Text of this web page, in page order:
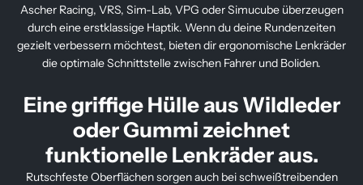
Ascher Racing, VRS, Sim-Lab, VPG oder Simucube überzeugen
durch eine erstklassige Haptik. Wenn du deine Rundenzeiten
gezielt verbessern möchtest, bieten dir ergonomische Lenkräder
die optimale Schnittstelle zwischen Fahrer und Boliden.
Eine griffige Hülle aus Wildleder
oder Gummi zeichnet
funktionelle Lenkräder aus.
Rutschfeste Oberflächen sorgen auch bei schweißtreibenden